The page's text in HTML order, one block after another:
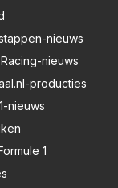
nieuws
nieuws
producties
nieuws
1